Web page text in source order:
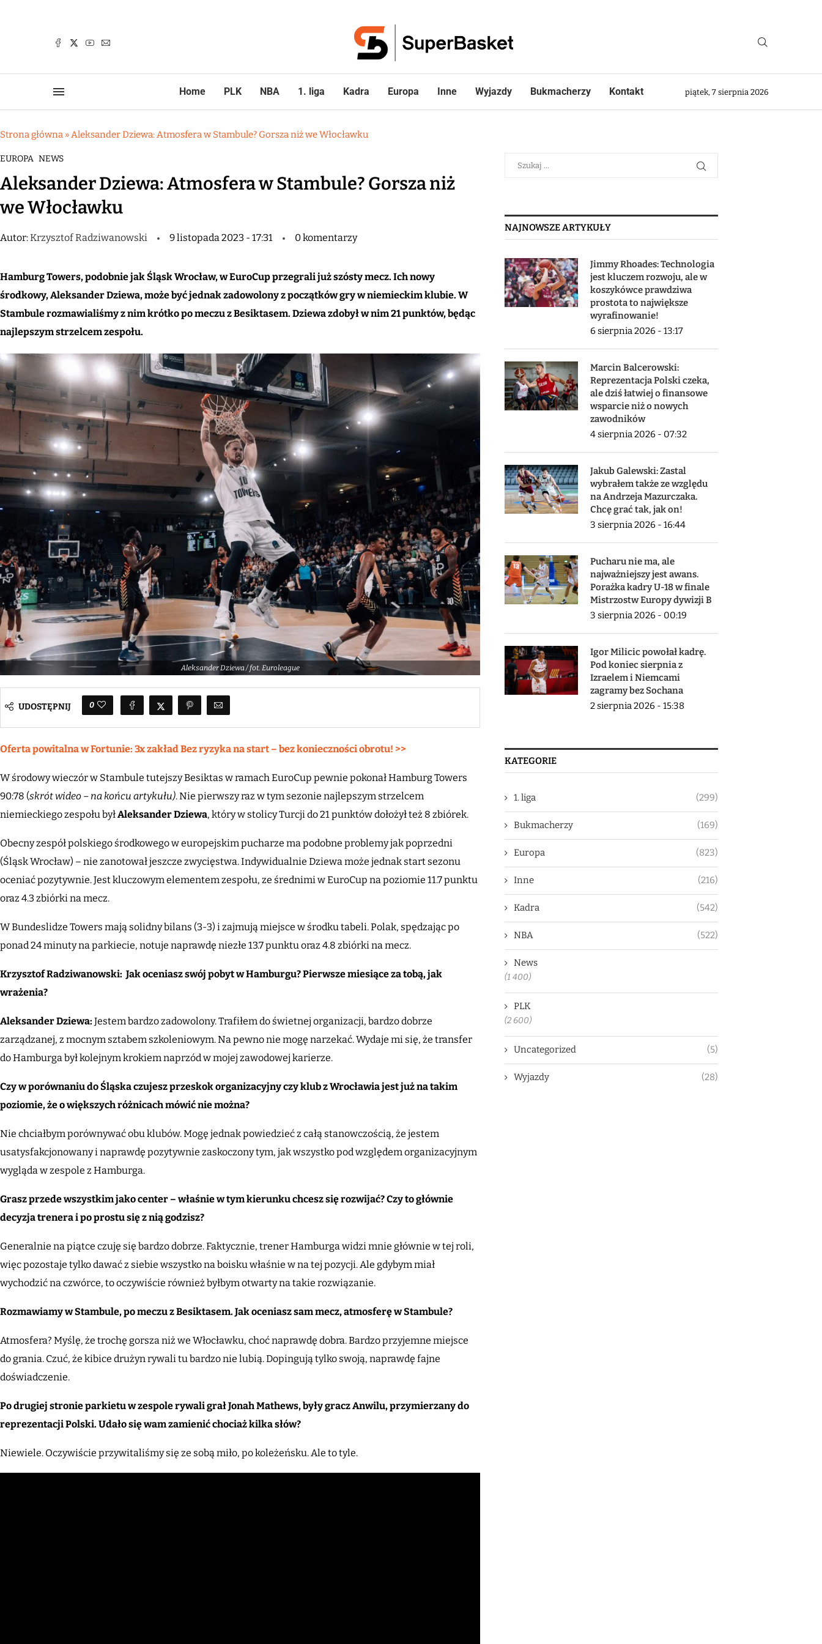
Home PLK NBA 1. liga Kadra Europa Inne Wyjazdy Bukmacherzy Kontakt piątek, 7 sierpnia 2026
Strona główna »Aleksander Dziewa: Atmosfera w Stambule? Gorsza niż we Włocławku
EUROPA NEWS
Aleksander Dziewa: Atmosfera w Stambule? Gorsza niż
we Włocławku
Autor:Krzysztof Radziwanowski 9 listopada 2023 - 17:31 0 komentarzy
Hamburg Towers, podobnie jak Śląsk Wrocław, w EuroCup przegrali już szósty mecz. Ich nowy
środkowy, Aleksander Dziewa, może być jednak zadowolony z początków gry w niemieckim klubie. W
Stambule rozmawialiśmy z nim krótko po meczu z Besiktasem. Dziewa zdobył w nim 21 punktów, będąc
najlepszym strzelcem zespołu.
Aleksander Dziewa / fot. Euroleague
UDOSTĘPNIJ 0
Oferta powitalna w Fortunie: 3x zakład Bez ryzyka na start – bez konieczności obrotu! >>
W środowy wieczór w Stambule tutejszy Besiktas w ramach EuroCup pewnie pokonał Hamburg Towers
90:78 (skrót wideo – na końcu artykułu). Nie pierwszy raz w tym sezonie najlepszym strzelcem
niemieckiego zespołu byłAleksander Dziewa, który w stolicy Turcji do 21 punktów dołożył też 8 zbiórek.
Obecny zespół polskiego środkowego w europejskim pucharze ma podobne problemy jak poprzedni
(Śląsk Wrocław) – nie zanotował jeszcze zwycięstwa. Indywidualnie Dziewa może jednak start sezonu
oceniać pozytywnie. Jest kluczowym elementem zespołu, ze średnimi w EuroCup na poziomie 11.7 punktu
oraz 4.3 zbiórki na mecz.
W Bundeslidze Towers mają solidny bilans (3-3) i zajmują miejsce w środku tabeli. Polak, spędzając po
ponad 24 minuty na parkiecie, notuje naprawdę niezłe 13.7 punktu oraz 4.8 zbiórki na mecz.
Krzysztof Radziwanowski: Jak oceniasz swój pobyt w Hamburgu? Pierwsze miesiące za tobą, jak
wrażenia?
Aleksander Dziewa: Jestem bardzo zadowolony. Trafiłem do świetnej organizacji, bardzo dobrze
zarządzanej, z mocnym sztabem szkoleniowym. Na pewno nie mogę narzekać. Wydaje mi się, że transfer
do Hamburga był kolejnym krokiem naprzód w mojej zawodowej karierze.
Czy w porównaniu do Śląska czujesz przeskok organizacyjny czy klub z Wrocławia jest już na takim
poziomie, że o większych różnicach mówić nie można?
Nie chciałbym porównywać obu klubów. Mogę jednak powiedzieć z całą stanowczością, że jestem
usatysfakcjonowany i naprawdę pozytywnie zaskoczony tym, jak wszystko pod względem organizacyjnym
wygląda w zespole z Hamburga.
Grasz przede wszystkim jako center – właśnie w tym kierunku chcesz się rozwijać? Czy to głównie
decyzja trenera i po prostu się z nią godzisz?
Generalnie na piątce czuję się bardzo dobrze. Faktycznie, trener Hamburga widzi mnie głównie w tej roli,
więc pozostaje tylko dawać z siebie wszystko na boisku właśnie w na tej pozycji. Ale gdybym miał
wychodzić na czwórce, to oczywiście również byłbym otwarty na takie rozwiązanie.
Rozmawiamy w Stambule, po meczu z Besiktasem. Jak oceniasz sam mecz, atmosferę w Stambule?
Atmosfera? Myślę, że trochę gorsza niż we Włocławku, choć naprawdę dobra. Bardzo przyjemne miejsce
do grania. Czuć, że kibice drużyn rywali tu bardzo nie lubią. Dopingują tylko swoją, naprawdę fajne
doświadczenie.
Po drugiej stronie parkietu w zespole rywali grał Jonah Mathews, były gracz Anwilu, przymierzany do
reprezentacji Polski. Udało się wam zamienić chociaż kilka słów?
Niewiele. Oczywiście przywitaliśmy się ze sobą miło, po koleżeńsku. Ale to tyle.
NAJNOWSZE ARTYKUŁY
Jimmy Rhoades: Technologia
jest kluczem rozwoju, ale w
koszykówce prawdziwa
prostota to największe
wyrafinowanie!
6 sierpnia 2026 - 13:17
Marcin Balcerowski:
Reprezentacja Polski czeka,
ale dziś łatwiej o finansowe
wsparcie niż o nowych
zawodników
4 sierpnia 2026 - 07:32
Jakub Galewski: Zastal
wybrałem także ze względu
na Andrzeja Mazurczaka.
Chcę grać tak, jak on!
3 sierpnia 2026 - 16:44
Pucharu nie ma, ale
najważniejszy jest awans.
Porażka kadry U-18 w finale
Mistrzostw Europy dywizji B
3 sierpnia 2026 - 00:19
Igor Milicic powołał kadrę.
Pod koniec sierpnia z
Izraelem i Niemcami
zagramy bez Sochana
2 sierpnia 2026 - 15:38
KATEGORIE
1. liga (299)
Bukmacherzy (169)
Europa (823)
Inne (216)
Kadra (542)
NBA (522)
News
(1 400)
PLK
(2 600)
Uncategorized (5)
Wyjazdy (28)